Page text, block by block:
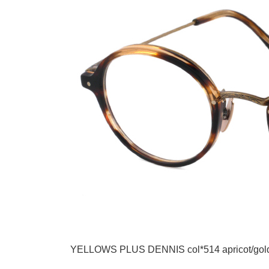
YELLOWS PLUS DENNIS col*514 apricot/